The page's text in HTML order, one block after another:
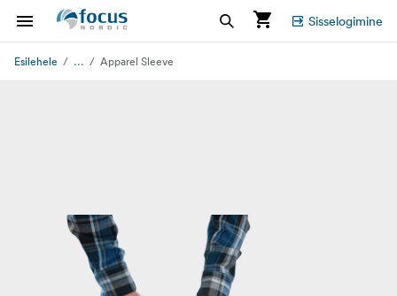
Sisselogimine
Esilehele ... Apparel Sleeve